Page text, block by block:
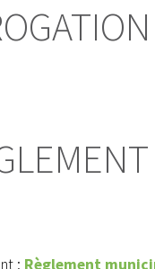
: Règlement